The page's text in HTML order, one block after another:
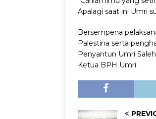
Apalagi saat ini Umri
Bersempena
Palestina serta
Penyantun Umri
Ketua BPH Umri.